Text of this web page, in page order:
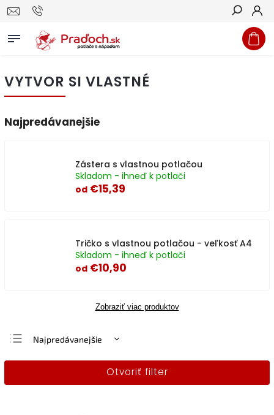
Hľadať
VYTVOR SI VLASTNÉ
Najpredávanejšie
Zástera s vlastnou potlačou
Skladom - ihneď k potlači
od €15,39
Tričko s vlastnou potlačou - veľkosť A4
Skladom - ihneď k potlači
od €10,90
Zobraziť viac produktov
Najpredávanejšie
Najlacnejšie
Otvoriť filter